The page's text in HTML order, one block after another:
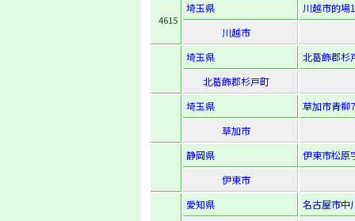
4615
埼玉県
川越市的場
川越市
埼玉県
北葛飾郡杉
北葛飾郡杉戸町
埼玉県
草加市青柳
草加市
静岡県
伊東市松原
伊東市
愛知県
名古屋市中